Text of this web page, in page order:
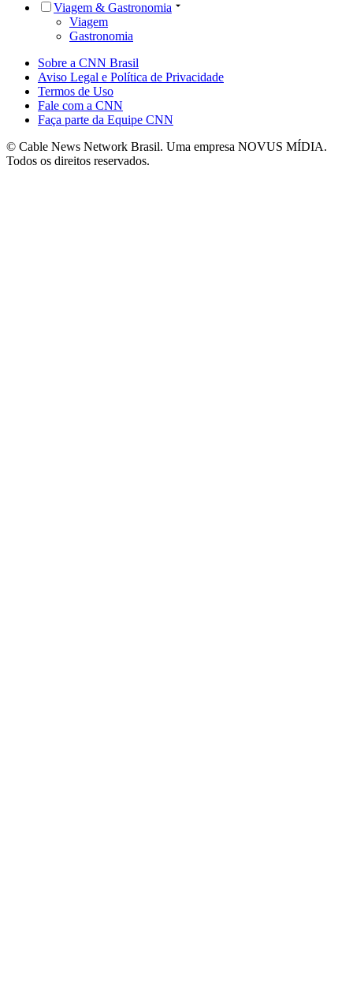
Viagem & Gastronomia
Viagem
Gastronomia
Sobre a CNN Brasil
Aviso Legal e Política de Privacidade
Termos de Uso
Fale com a CNN
Faça parte da Equipe CNN
© Cable News Network Brasil. Uma empresa NOVUS MÍDIA.
Todos os direitos reservados.